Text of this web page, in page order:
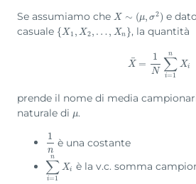
Se assumiamo che X ∼ (μ, σ2)
X∼( μ,σ2)
e
casuale {X 1 , X2 , …, Xn }
{X1, X2,…, Xn} , la quantità
X
¯ =
1
N ∑
i=1
n
Xi
X¯=1 N∑ i= nXi
prende il nome di media
naturale di μ
μ.
1
n
1n è una costante
∑
i=1
n
Xi
∑i =1nXi
è la v.c. somma